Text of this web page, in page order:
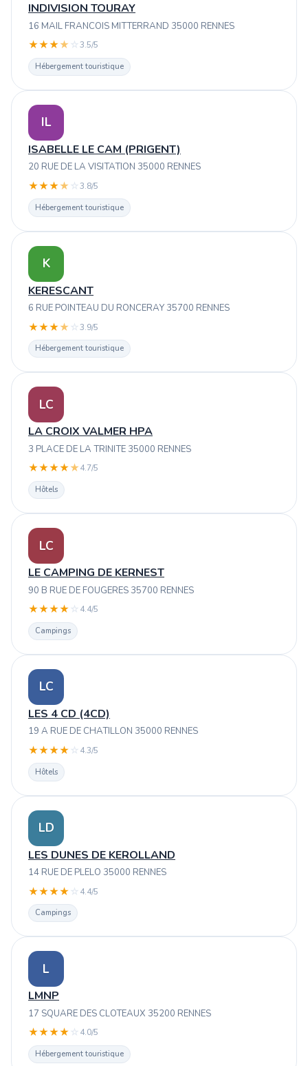
INDIVISION TOURAY
16 MAIL FRANCOIS MITTERRAND 35000 RENNES
★★★★ ☆3.5/5
Hébergement touristique
IL
ISABELLE LE CAM (PRIGENT)
20 RUE DE LA VISITATION 35000 RENNES
★★★★ ☆3.8/5
Hébergement touristique
K
KERESCANT
6 RUE POINTEAU DU RONCERAY 35700 RENNES
★★★★ ☆3.9/5
Hébergement touristique
LC
LA CROIX VALMER HPA
3 PLACE DE LA TRINITE 35000 RENNES
★★★★★4.7/5
Hôtels
LC
LE CAMPING DE KERNEST
90 B RUE DE FOUGERES 35700 RENNES
★★★★ ☆ 4.4/5
Campings
LC
LES 4 CD (4CD)
19 A RUE DE CHATILLON 35000 RENNES
★★★★ ☆ 4.3/5
Hôtels
LD
LES DUNES DE KEROLLAND
14 RUE DE PLELO 35000 RENNES
★★★★ ☆ 4.4/5
Campings
L
LMNP
17 SQUARE DES CLOTEAUX 35200 RENNES
★★★★ ☆ 4.0/5
Hébergement touristique